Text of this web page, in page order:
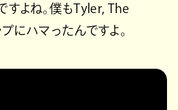
すよね。僕もTyler, The
にハマったんですよ。